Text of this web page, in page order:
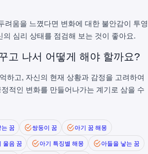
려움을 느꼈다면 변화에 대한 불안감이 투영
의 심리 상태를 점검해 보는 것이 좋아요.
고 나서 어떻게 해야 할까요?
하고, 자신의 현재 상황과 감정을 고려하여
적인 변화를 만들어나가는 계기로 삼을 수
꿈 쌍둥이 꿈
아기 꿈 해몽
울음 꿈 아기 특징별 해몽
아들을 낳는 꿈